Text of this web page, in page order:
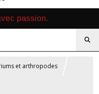
passion.
et arthropodes